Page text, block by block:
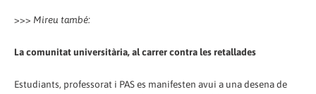
>>> Mireu també:
La comunitat universitària, al carrer contra les retallades
Estudiants, professorat i PAS es manifesten avui a una desena de